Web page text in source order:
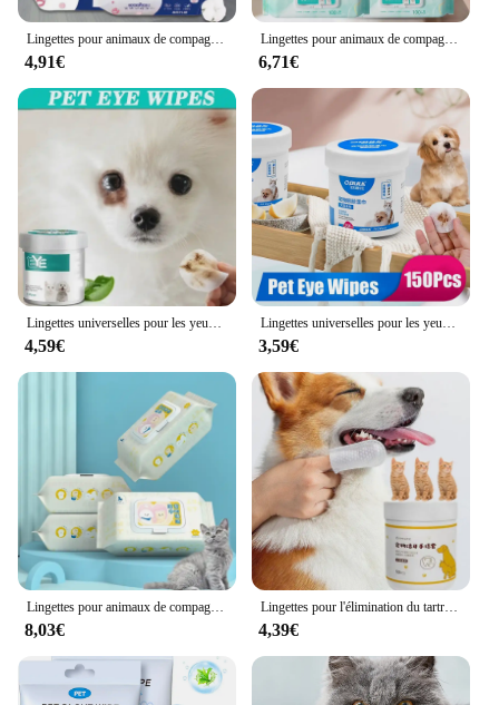
Lingettes pour animaux de compagnie Ro Pure Water Formula, soins de santé pour animaux de compagnie, livres spécifiques pour animaux de compagnie, tissu de support désodorisant, sans lavage
4,91€
Lingettes pour animaux de compagnie douces, dépistolet ant pour chat et chien, livres hydratants, odeur de décomposition, déchirure SAF, eau pure, sûr, fournitures pour animaux de compagnie, 100 feuilles
6,71€
Lingettes universelles pour les yeux d'animaux de compagnie, lingettes de support en forme de larme pour chats et chiens, sans irritation, produits pour livres, 130 en conserve
4,59€
Lingettes universelles pour les yeux d'animaux de compagnie, lingettes de support en forme de larme, oreilles de chat, livres, serviettes en papier, chats et chiens, 150 pièces
3,59€
8,03€
Lingettes pour l'élimination du tartre pour animaux de compagnie, livres pour oreilles et yeux, hygiène buccale, doigtiers pour chats et chiens, poulet, 50 pièces
4,39€